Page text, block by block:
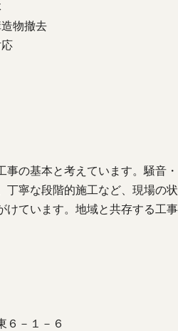
物撤去
の基本と考えています。騒音・
丁寧な段階的施工など、現場の状
けています。地域と共存する工事
６－１－６